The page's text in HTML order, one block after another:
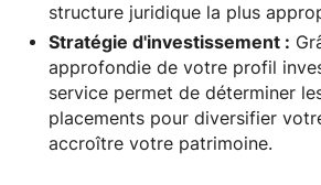
structure juridique la plus
Stratégie d'investissement :
approfondie de votre profil
service permet de déterminer
placements pour diversifier
accroître votre patrimoine.